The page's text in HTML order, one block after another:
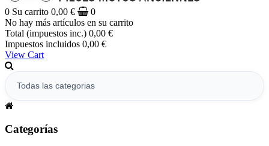
0 Su carrito 0,00 €
0
No hay más artículos en su carrito
Total (impuestos inc.) 0,00 €
Impuestos incluidos 0,00 €
View Cart
Categorías